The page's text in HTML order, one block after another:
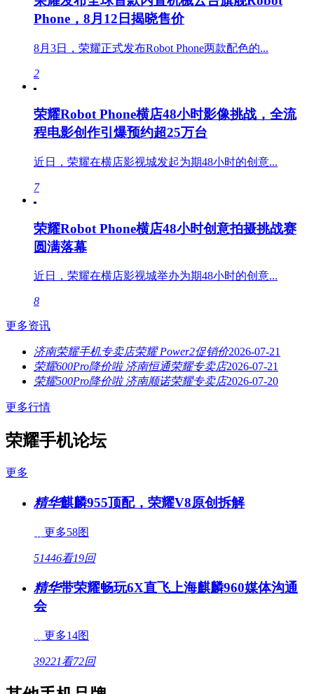
Phone，8月12日揭晓售价
8月3日，荣耀正式发布Robot Phone两款配色的...
2
荣耀Robot Phone横店48小时影像挑战，全流
程电影创作引爆预约超25万台
近日，荣耀在横店影视城发起为期48小时的创意...
7
荣耀Robot Phone横店48小时创意拍摄挑战赛
圆满落幕
近日，荣耀在横店影视城举办为期48小时的创意...
8
更多资讯
济南荣耀手机专卖店荣耀 Power2促销价2026-07-21
荣耀600Pro降价啦 济南恒通荣耀专卖店2026-07-21
荣耀500Pro降价啦 济南顺诺荣耀专卖店2026-07-20
更多行情
荣耀手机论坛
更多
精华麒麟955顶配，荣耀V8原创拆解
更多58图
51446看19回
精华带荣耀畅玩6X直飞上海麒麟960媒体沟通
会
更多14图
39221看72回